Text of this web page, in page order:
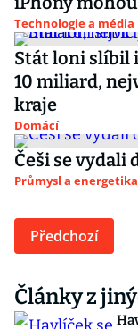
Technologie a média
Stát loni slíbil
10 miliard,
kraje
Domácí
Češi se
Průmysl a energetika
Předchozí
Články z